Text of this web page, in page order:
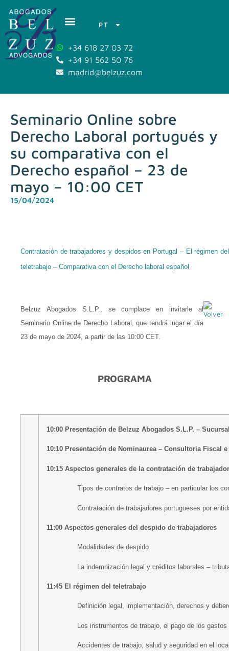
PT
+34 618 27 03 72
+34 91 562 50 76
madrid@belzuz.com
Seminario Online sobre
Derecho Laboral portugués y
su comparativa con el
Derecho español – 23 de
mayo – 10:00 CET
15/04/2024
Contratación de trabajadores y despidos en Portugal – El régimen del
teletrabajo – Comparativa con el Derecho laboral español
Belzuz Abogados S.L.P., se complace en invitarle al
Seminario Online de Derecho Laboral, que tendrá lugar el día
23 de mayo de 2024, a partir de las 10:00 CET.
PROGRAMA
10:00 Presentación de Belzuz Abogados S.L.P. –
10:10 Presentación de Nominaurea – Consultoria Fiscal
10:15 Aspectos generales de la contratación de
Tipos de contratos de trabajo – en particular los
Contratación de trabajadores portugueses por
11:00 Aspectos generales del despido de trabajadores
Modalidades de despido
La indemnización legal y créditos laborales –
11:45 El régimen del teletrabajo
Definición legal, implementación, derechos y
Los instrumentos de trabajo, el pago de los
Accidentes de trabajo, salud y seguridad en el